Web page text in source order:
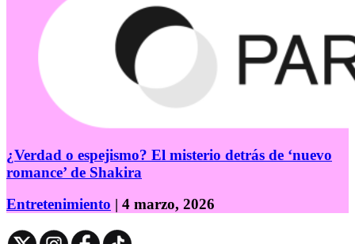
¿Verdad o espejismo? El misterio detrás de ‘nuevo
romance’ de Shakira
Entretenimiento | 4 marzo, 2026